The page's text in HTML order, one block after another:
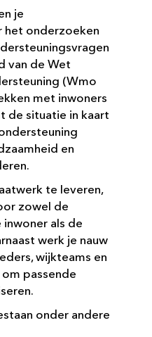
je
onderzoeken
van de Wet
(Wmo
met inwoners
de situatie in kaart
en
te leveren,
zowel de
als de
werk je nauw
wijkteams en
passende
onder andere